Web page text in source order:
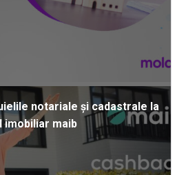
notariale și cadastrale la
imobiliar maib